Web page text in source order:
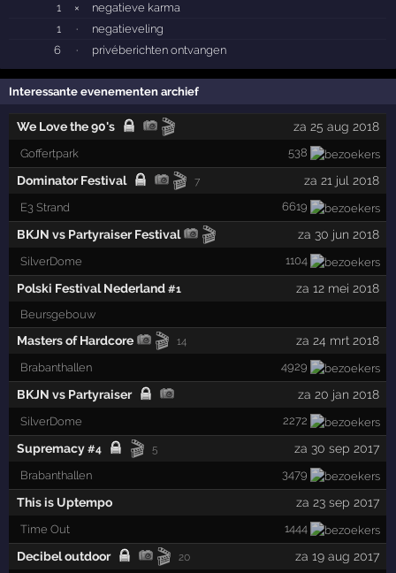
1
×
negatieve karma
1
·
negatieveling
6
· privéberichten ontvangen
Interessante evenementen archief
We Love the 90's 🎬 za 25 aug 2018
Goffertpark 538
Dominator Festival 🎬 7 za 21 jul 2018
E3 Strand 6619
BKJN vs Partyraiser Festival 🎬 za 30 jun 2018
SilverDome 1104
Polski Festival Nederland #1 za 12 mei 2018
Beursgebouw
Masters of Hardcore 🎬 14 za 24 mrt 2018
Brabanthallen 4929
BKJN vs Partyraiser za 20 jan 2018
SilverDome 2272
Supremacy #4 🎬 5 za 30 sep 2017
Brabanthallen 3479
This is Uptempo za 23 sep 2017
Time Out 1444
Decibel outdoor 🎬 20 za 19 aug 2017